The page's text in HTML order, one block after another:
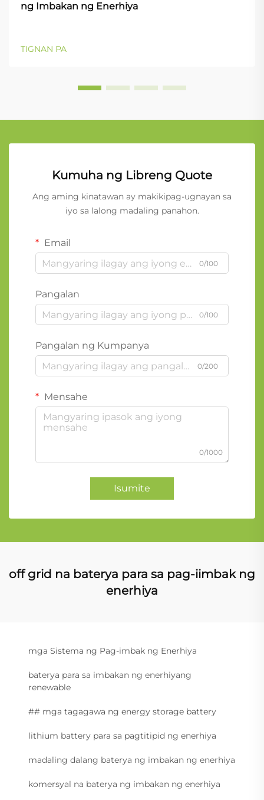
ng Imbakan ng Enerhiya
TIGNAN PA
Kumuha ng Libreng Quote
Ang aming kinatawan ay makikipag-ugnayan sa
iyo sa lalong madaling panahon.
Email
0/100
Pangalan
0/100
Pangalan ng Kumpanya
0/200
Mensahe
0/1000
Isumite
off grid na baterya para sa pag-iimbak ng
enerhiya
mga Sistema ng Pag-imbak ng Enerhiya
baterya para sa imbakan ng enerhiyang
renewable
## mga tagagawa ng energy storage battery
lithium battery para sa pagtitipid ng enerhiya
madaling dalang baterya ng imbakan ng enerhiya
komersyal na baterya ng imbakan ng enerhiya